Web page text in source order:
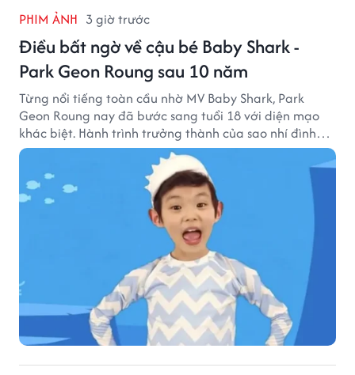
PHIM ẢNH 3 giờ trước
Điều bất ngờ về cậu bé Baby Shark -
Park Geon Roung sau 10 năm
Từng nổi tiếng toàn cầu nhờ MV Baby Shark, Park
Geon Roung nay đã bước sang tuổi 18 với diện mạo
khác biệt. Hành trình trưởng thành của sao nhí đình
đám một thời đang thu hút sự quan tâm của nhiều